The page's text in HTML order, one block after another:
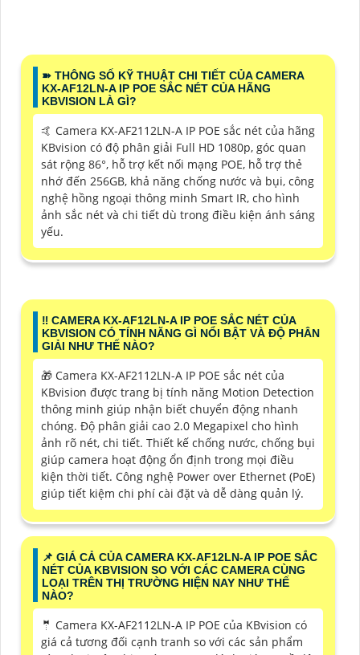
➽ THÔNG SỐ KỸ THUẬT CHI TIẾT CỦA CAMERA
KX-AF12LN-A IP POE SẮC NÉT CỦA HÃNG
KBVISION LÀ GÌ?
🤙 Camera KX-AF2112LN-A IP POE sắc nét của hãng
KBvision có độ phân giải Full HD 1080p, góc quan
sát rộng 86°, hỗ trợ kết nối mạng POE, hỗ trợ thẻ
nhớ đến 256GB, khả năng chống nước và bụi, công
nghệ hồng ngoại thông minh Smart IR, cho hình
ảnh sắc nét và chi tiết dù trong điều kiện ánh sáng
yếu.
‼️ CAMERA KX-AF12LN-A IP POE SẮC NÉT CỦA
KBVISION CÓ TÍNH NĂNG GÌ NỔI BẬT VÀ ĐỘ PHÂN
GIẢI NHƯ THẾ NÀO?
🎁 Camera KX-AF2112LN-A IP POE sắc nét của
KBvision được trang bị tính năng Motion Detection
thông minh giúp nhận biết chuyển động nhanh
chóng. Độ phân giải cao 2.0 Megapixel cho hình
ảnh rõ nét, chi tiết. Thiết kế chống nước, chống bụi
giúp camera hoạt động ổn định trong mọi điều
kiện thời tiết. Công nghệ Power over Ethernet (PoE)
giúp tiết kiệm chi phí cài đặt và dễ dàng quản lý.
📌 GIÁ CẢ CỦA CAMERA KX-AF12LN-A IP POE SẮC
NÉT CỦA KBVISION SO VỚI CÁC CAMERA CÙNG
LOẠI TRÊN THỊ TRƯỜNG HIỆN NAY NHƯ THẾ
NÀO?
🤵 Camera KX-AF2112LN-A IP POE của KBvision có
giá cả tương đối cạnh tranh so với các sản phẩm